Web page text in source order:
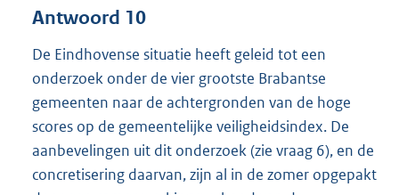
Antwoord 10
De Eindhovense situatie heeft geleid tot een
onderzoek onder de vier grootste Brabantse
gemeenten naar de achtergronden van de hoge
scores op de gemeentelijke veiligheidsindex. De
aanbevelingen uit dit onderzoek (zie vraag 6), en de
concretisering daarvan, zijn al in de zomer opgepakt